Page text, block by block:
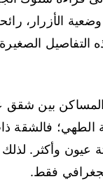
الأزرار،
المساكن بين
فالشقة
عيون وأكثر.
فقط.